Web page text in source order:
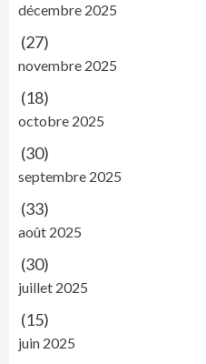
décembre 2025
(27)
novembre 2025
(18)
octobre 2025
(30)
septembre 2025
(33)
août 2025
(30)
juillet 2025
(15)
juin 2025